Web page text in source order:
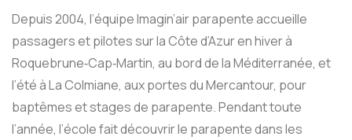
Depuis 2004, l’équipe Imagin’air parapente accueille
passagers et pilotes sur la Côte d’Azur en hiver à
Roquebrune‑Cap‑Martin, au bord de la Méditerranée, et
l’été à La Colmiane, aux portes du Mercantour, pour
baptêmes et stages de parapente. Pendant toute
l’année, l’école fait découvrir le parapente dans les